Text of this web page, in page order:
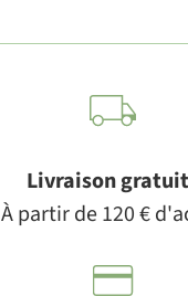
Livraison
À partir de 120 €